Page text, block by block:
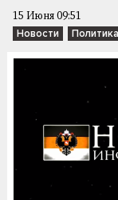
15 Июня 09:51
Новости Политика